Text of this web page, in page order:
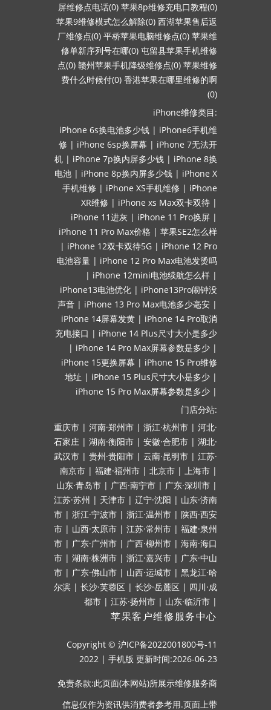
屏维修点电话(0) 苹果8p维修充电口教程(0)
苹果9维修模式怎么解除(0) 西湖苹果售后返
厂维修点(0) 平桥苹果电脑维修点(0) 苹果维
修单新序列号在哪(0) 屯留县苹果手机维修
点(0) 赣州苹果手机降级维修点(0) 苹果维修
费什么时候付(0) 香港苹果在哪里维修的啊
(0)
iPhone维修类目:
iPhone 6s换电池多少钱 | iPhone6手机维
修 | iPhone 6sp换屏幕 | iPhone 7无法开
机 | iPhone 7p换内屏多少钱 | iPhone 8换
电池 | iPhone 8p换内屏多少钱 | iPhone X
手机维修 | iPhone XS手机维修 | iPhone
XR维修 | iPhone xs Max双卡双待 |
iPhone 11进灰 | iPhone 11 Pro换屏 |
iPhone 11 Pro Max价格 | 苹果SE2怎么样
| iPhone 12双卡双待5G | iPhone 12 Pro
电池容量 | iPhone 12 Pro Max电池发烫吗
| iPhone 12mini电池续航怎么样 |
iPhone13电池优化 | iPhone13Pro闹钟没
声音 | iPhone 13 Pro Max电池多少毫安 |
iPhone 14屏幕发黄 | iPhone 14 Pro取消
充电接口 | iPhone 14 Plus尺寸大小是多少
| iPhone 14 Pro Max屏幕参数是多少 |
iPhone 15更换屏幕 | iPhone 15 Pro维修
地址 | iPhone 15 Plus尺寸大小是多少 |
iPhone 15 Pro Max屏幕参数是多少 |
门店分站:
重庆市 | 河南·郑州市 | 浙江·杭州市 | 河北·
石家庄 | 湖南·衡阳市 | 安徽·合肥市 | 湖北·
武汉市 | 贵州·贵阳市 | 云南·昆明市 | 江苏·
南京市 | 福建·福州市 | 北京市 | 上海市 |
山东·青岛市 | 广西·南宁市 | 广东·深圳市 |
江苏·苏州 | 天津市 | 辽宁·沈阳 | 山东·济南
市 | 浙江·宁波市 | 浙江·温州市 | 陕西·西安
市 | 山西·太原市 | 江苏·常州市 | 福建·泉州
市 | 广东·广州市 | 广西·柳州市 | 海南·海口
市 | 湖南·株洲市 | 浙江·嘉兴市 | 广东·中山
市 | 广东·佛山市 | 山西·运城市 | 黑龙江·哈
尔滨 | 长沙·芙蓉区 | 长沙·岳麓区 | 四川·成
都市 | 江苏·扬州市 | 山东·临沂市 |
苹果客户维修服务中心
Copyright © 沪ICP备2022001800号-11
2022 | 手机版 更新时间:2026-06-23
免责条款:此页面(本网站)所展示维修服务商
信息仅作为资讯供消费者参考用.页面上带